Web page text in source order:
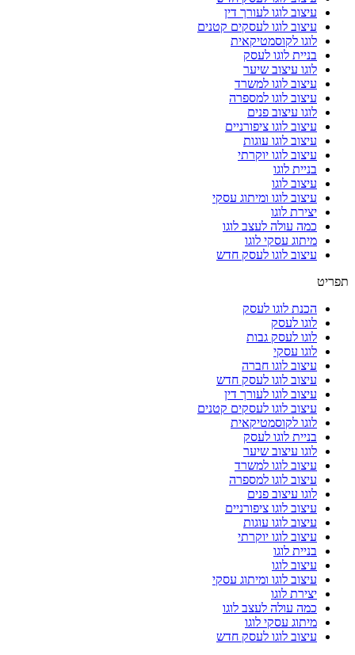
עיצוב לוגו לעורך דין
עיצוב לוגו לעסקים קטנים
לוגו לקוסמטיקאית
בניית לוגו לעסק
לוגו עיצוב שיער
עיצוב לוגו למשרד
עיצוב לוגו למספרה
לוגו עיצוב פנים
עיצוב לוגו ציפורניים
עיצוב לוגו עוגות
עיצוב לוגו יוקרתי
בניית לוגו
עיצוב לוגו
עיצוב לוגו ומיתוג עסקי
יצירת לוגו
כמה עולה לעצב לוגו
מיתוג עסקי לוגו
עיצוב לוגו לעסק חדש
תפריט
הכנת לוגו לעסק
לוגו לעסק
לוגו לעסק גבות
לוגו עסקי
עיצוב לוגו חברה
עיצוב לוגו לעסק חדש
עיצוב לוגו לעורך דין
עיצוב לוגו לעסקים קטנים
לוגו לקוסמטיקאית
בניית לוגו לעסק
לוגו עיצוב שיער
עיצוב לוגו למשרד
עיצוב לוגו למספרה
לוגו עיצוב פנים
עיצוב לוגו ציפורניים
עיצוב לוגו עוגות
עיצוב לוגו יוקרתי
בניית לוגו
עיצוב לוגו
עיצוב לוגו ומיתוג עסקי
יצירת לוגו
כמה עולה לעצב לוגו
מיתוג עסקי לוגו
עיצוב לוגו לעסק חדש